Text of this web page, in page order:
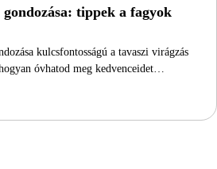
tippek a fagyok
kulcsfontosságú a tavaszi virágzás
óvhatod meg kedvenceidet…